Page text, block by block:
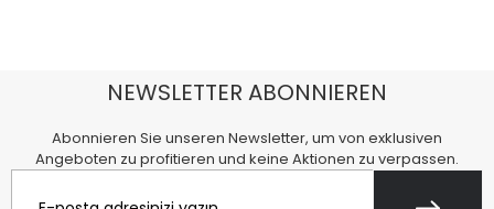
NEWSLETTER ABONNIEREN
Abonnieren Sie unseren Newsletter, um von exklusiven
Angeboten zu profitieren und keine Aktionen zu verpassen.